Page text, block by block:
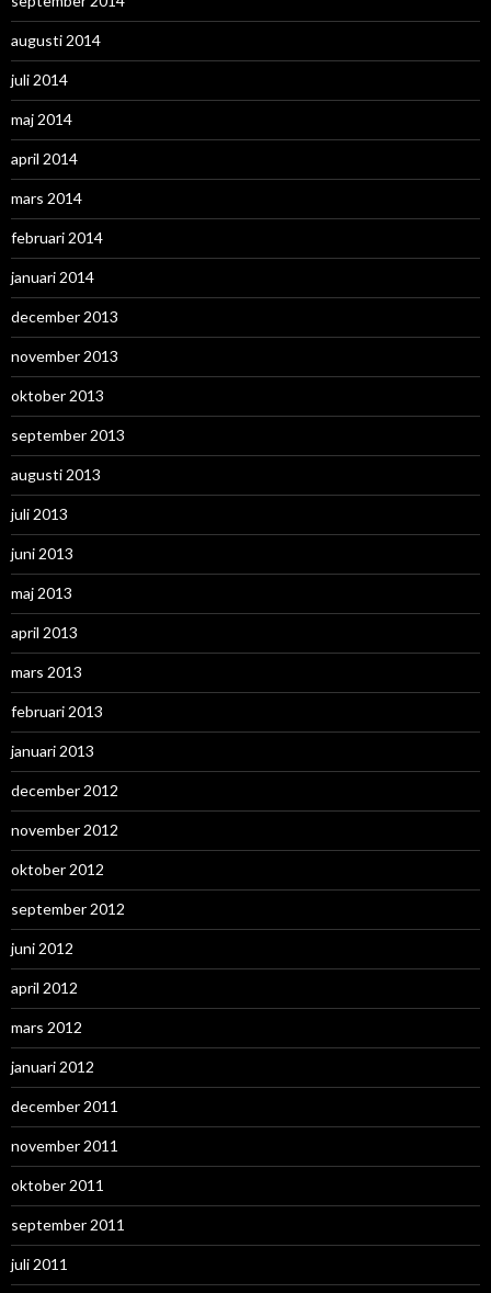
augusti 2014
juli 2014
maj 2014
april 2014
mars 2014
februari 2014
januari 2014
december 2013
november 2013
oktober 2013
september 2013
augusti 2013
juli 2013
juni 2013
maj 2013
april 2013
mars 2013
februari 2013
januari 2013
december 2012
november 2012
oktober 2012
september 2012
juni 2012
april 2012
mars 2012
januari 2012
december 2011
november 2011
oktober 2011
september 2011
juli 2011